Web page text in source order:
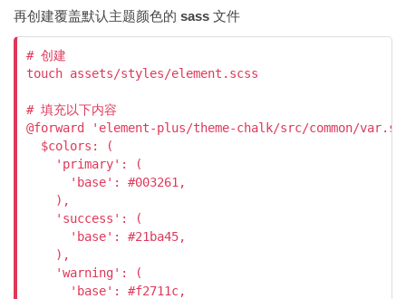
再创建覆盖默认主题颜色的 sass 文件
# 创建
touch assets/styles/element.scss
# 填充以下内容
@forward 'element-plus/theme-chalk/src/common/
  $colors: (
    'primary': (
      'base': #003261,
    ),
    'success': (
      'base': #21ba45,
    ),
    'warning': (
      'base': #f2711c,